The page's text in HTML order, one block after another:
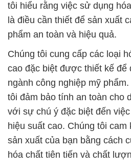
tôi hiểu rằng việc sử dụng
là điều cần thiết để sản xuất
phẩm an toàn và hiệu quả.
Chúng tôi cung cấp các loại
cao đặc biệt được thiết kế để
ngành công nghiệp mỹ
tôi đảm bảo tính an toàn cho
với sự chú ý đặc biệt đến
hiệu suất cao. Chúng tôi
sản xuất của bạn bằng cách
hóa chất tiên tiến và chất